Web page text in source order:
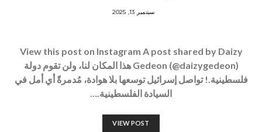
سبتمبر 13, 2025
View this post on Instagram A post shared by Daizy
Gedeon (@daizygedeon) هذا المكان لنا، ولن تقوم دولة
فلسطينية.! تواصل إسرائيل توسعها بلا هوادة، مُدمرةً أي أمل في
السيادة الفلسطينية.…
VIEW POST